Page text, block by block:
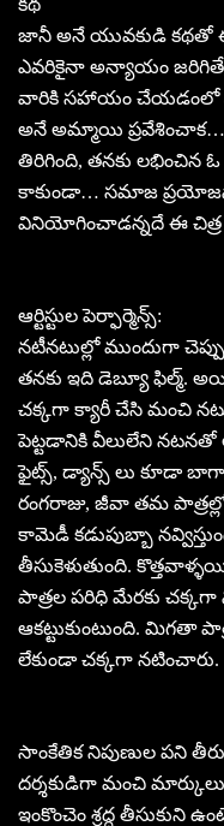
కథ
జానీ అనే యువకుడి కథతో ఈ
ఎవరికైనా అన్యాయం జరిగితే,
వారికి సహాయం చేయడంలో
అనే అమ్మాయి ప్రవేశించాక…
తిరిగింది, తనకు లభించిన
కాకుండా… సమాజ
వినియోగించాడన్నదే ఈ చిత్ర
ఆర్టిస్టుల పెర్ఫార్మెన్స్:
నటీనటుల్లో ముందుగా
తనకు ఇది డెబ్యూ ఫిల్మ్.
చక్కగా క్యారీ చేసి మంచి
పెట్టడానికి వీలులేని నటనతో
ఫైట్స్, డ్యాన్స్ లు కూడా
రంగరాజు, జీవా తమ
కామెడీ కడుపుబ్బా
తీసుకెళుతుంది.
పాత్రల పరిధి మేరకు
ఆకట్టుకుంటుంది. మిగతా
లేకుండా చక్కగా నటించారు.
సాంకేతిక నిపుణుల పని
దర్శకుడిగా మంచి
ఇంకొంచెం శ్రద్ధ తీసుకుని